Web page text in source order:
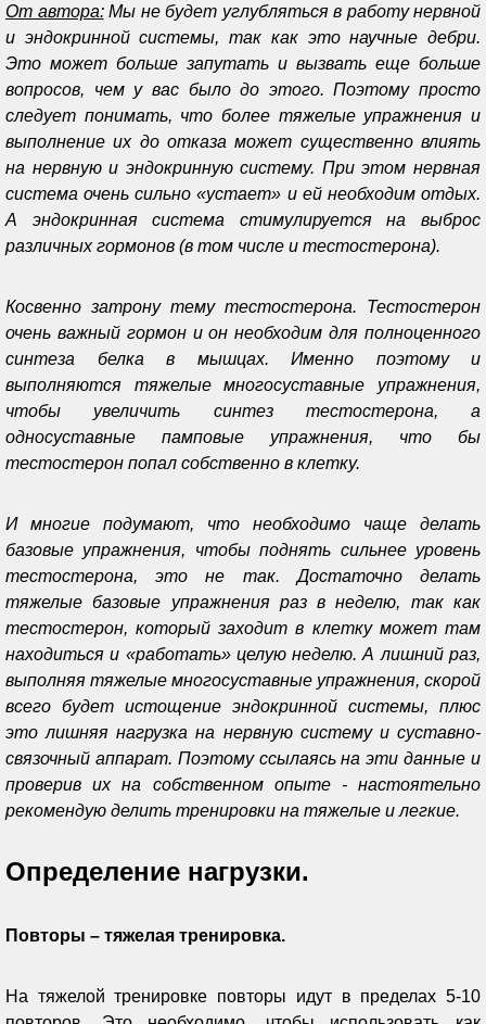
От автора:Мы не будет углубляться в работу нервной
и эндокринной системы, так как это научные дебри.
Это может больше запутать и вызвать еще больше
вопросов, чем у вас было до этого. Поэтому просто
следует понимать, что более тяжелые упражнения и
выполнение их до отказа может существенно влиять
на нервную и эндокринную систему. При этом нервная
система очень сильно «устает» и ей необходим отдых.
А эндокринная система стимулируется на выброс
различных гормонов (в том числе и тестостерона).
Косвенно затрону тему тестостерона. Тестостерон
очень важный гормон и он необходим для полноценного
синтеза белка в мышцах. Именно поэтому и
выполняются тяжелые многосуставные упражнения,
чтобы увеличить синтез тестостерона, а
односуставные памповые упражнения, что бы
тестостерон попал собственно в клетку.
И многие подумают, что необходимо чаще делать
базовые упражнения, чтобы поднять сильнее уровень
тестостерона, это не так. Достаточно делать
тяжелые базовые упражнения раз в неделю, так как
тестостерон, который заходит в клетку может там
находиться и «работать» целую неделю. А лишний раз,
выполняя тяжелые многосуставные упражнения, скорой
всего будет истощение эндокринной системы, плюс
это лишняя нагрузка на нервную систему и суставно-
связочный аппарат. Поэтому ссылаясь на эти данные и
проверив их на собственном опыте - настоятельно
рекомендую делить тренировки на тяжелые и легкие.
Определение нагрузки.
Повторы – тяжелая тренировка.
На тяжелой тренировке повторы идут в пределах 5-10